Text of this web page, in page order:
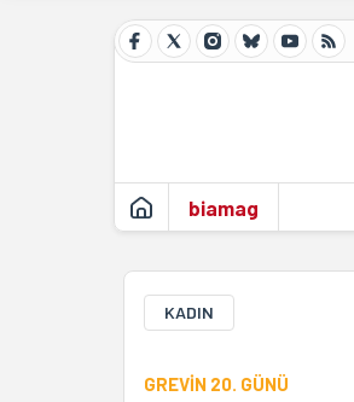
biamag
KADIN
GREVİN 20. GÜNÜ